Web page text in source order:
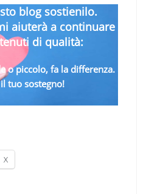
blog sostienilo.
aiuterà a continuare
di qualità:
o piccolo, fa la differenza.
tuo sostegno!
X